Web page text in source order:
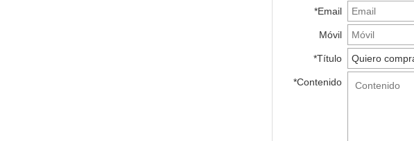
*Email
Móvil
*Título
*Contenido